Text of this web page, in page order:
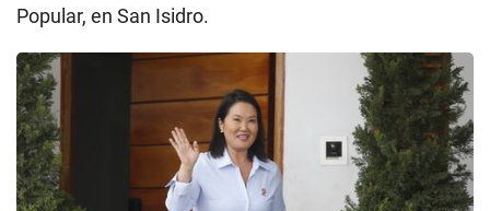
Popular, en San Isidro.